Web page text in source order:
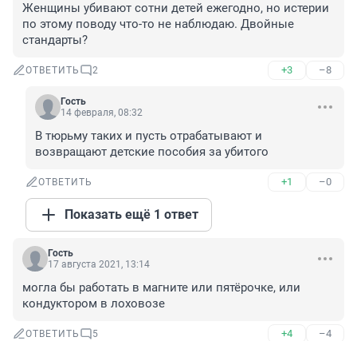
Женщины убивают сотни детей ежегодно, но истерии
по этому поводу что-то не наблюдаю. Двойные
стандарты?
ОТВЕТИТЬ 2 +3 –8
Гость
14 февраля, 08:32
В тюрьму таких и пусть отрабатывают и
возвращают детские пособия за убитого
ОТВЕТИТЬ +1 –0
Показать ещё 1 ответ
Гость
17 августа 2021, 13:14
могла бы работать в магните или пятёрочке, или
кондуктором в лоховозе
ОТВЕТИТЬ 5 +4 –4